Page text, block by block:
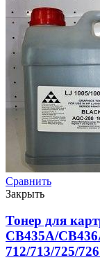
Сравнить
Закрыть
Тонер для
CB435A/
712/713/725/